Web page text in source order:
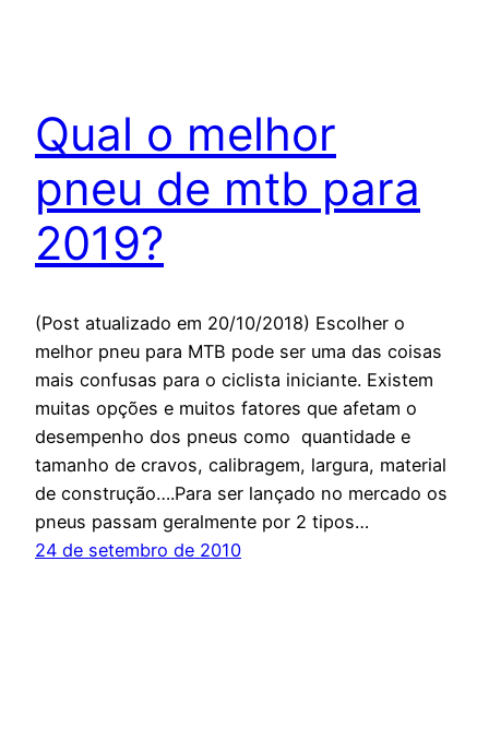
Qual o melhor
pneu de mtb para
2019?
(Post atualizado em 20/10/2018) Escolher o
melhor pneu para MTB pode ser uma das coisas
mais confusas para o ciclista iniciante. Existem
muitas opções e muitos fatores que afetam o
desempenho dos pneus como quantidade e
tamanho de cravos, calibragem, largura, material
de construção….Para ser lançado no mercado os
pneus passam geralmente por 2 tipos…
24 de setembro de 2010